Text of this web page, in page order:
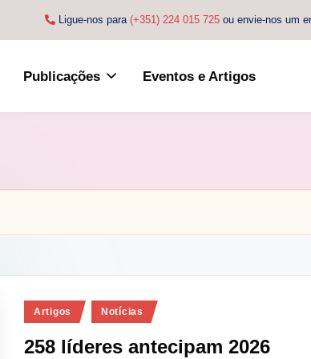
Ligue-nos para (+351) 224 015 725 ou envie-nos um
Publicações Eventos e Artigos
Posted
Artigos Notícias
258 líderes antecipam 2026